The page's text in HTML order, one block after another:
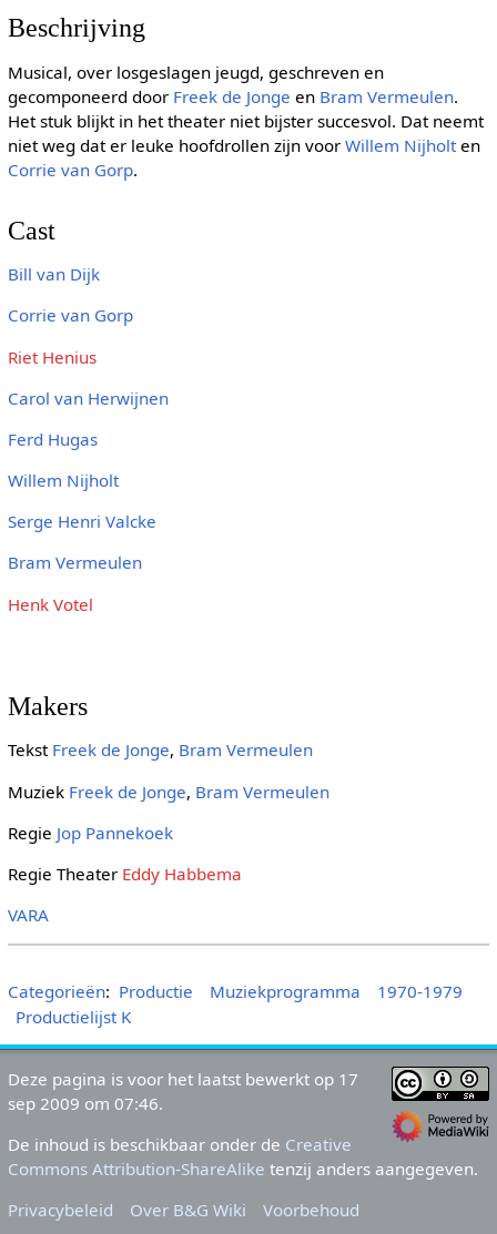
Beschrijving
Musical, over losgeslagen jeugd, geschreven en
gecomponeerd door Freek de Jonge en Bram Vermeulen.
Het stuk blijkt in het theater niet bijster succesvol. Dat neemt
niet weg dat er leuke hoofdrollen zijn voor Willem Nijholten
Corrie van Gorp.
Cast
Bill van Dijk
Corrie van Gorp
Riet Henius
Carol van Herwijnen
Ferd Hugas
Willem Nijholt
Serge Henri Valcke
Bram Vermeulen
Henk Votel
Makers
Tekst Freek de Jonge, Bram Vermeulen
Muziek Freek de Jonge, Bram Vermeulen
Regie Jop Pannekoek
Regie Theater Eddy Habbema
VARA
Categorieën: Productie Muziekprogramma
1970-1979
Productielijst K
Deze pagina is voor het laatst bewerkt op 17
sep 2009 om 07:46.
De inhoud is beschikbaar onder de Creative
Commons Attribution-ShareAlike tenzij anders aangegeven.
Privacybeleid
Over B&G Wiki Voorbehoud